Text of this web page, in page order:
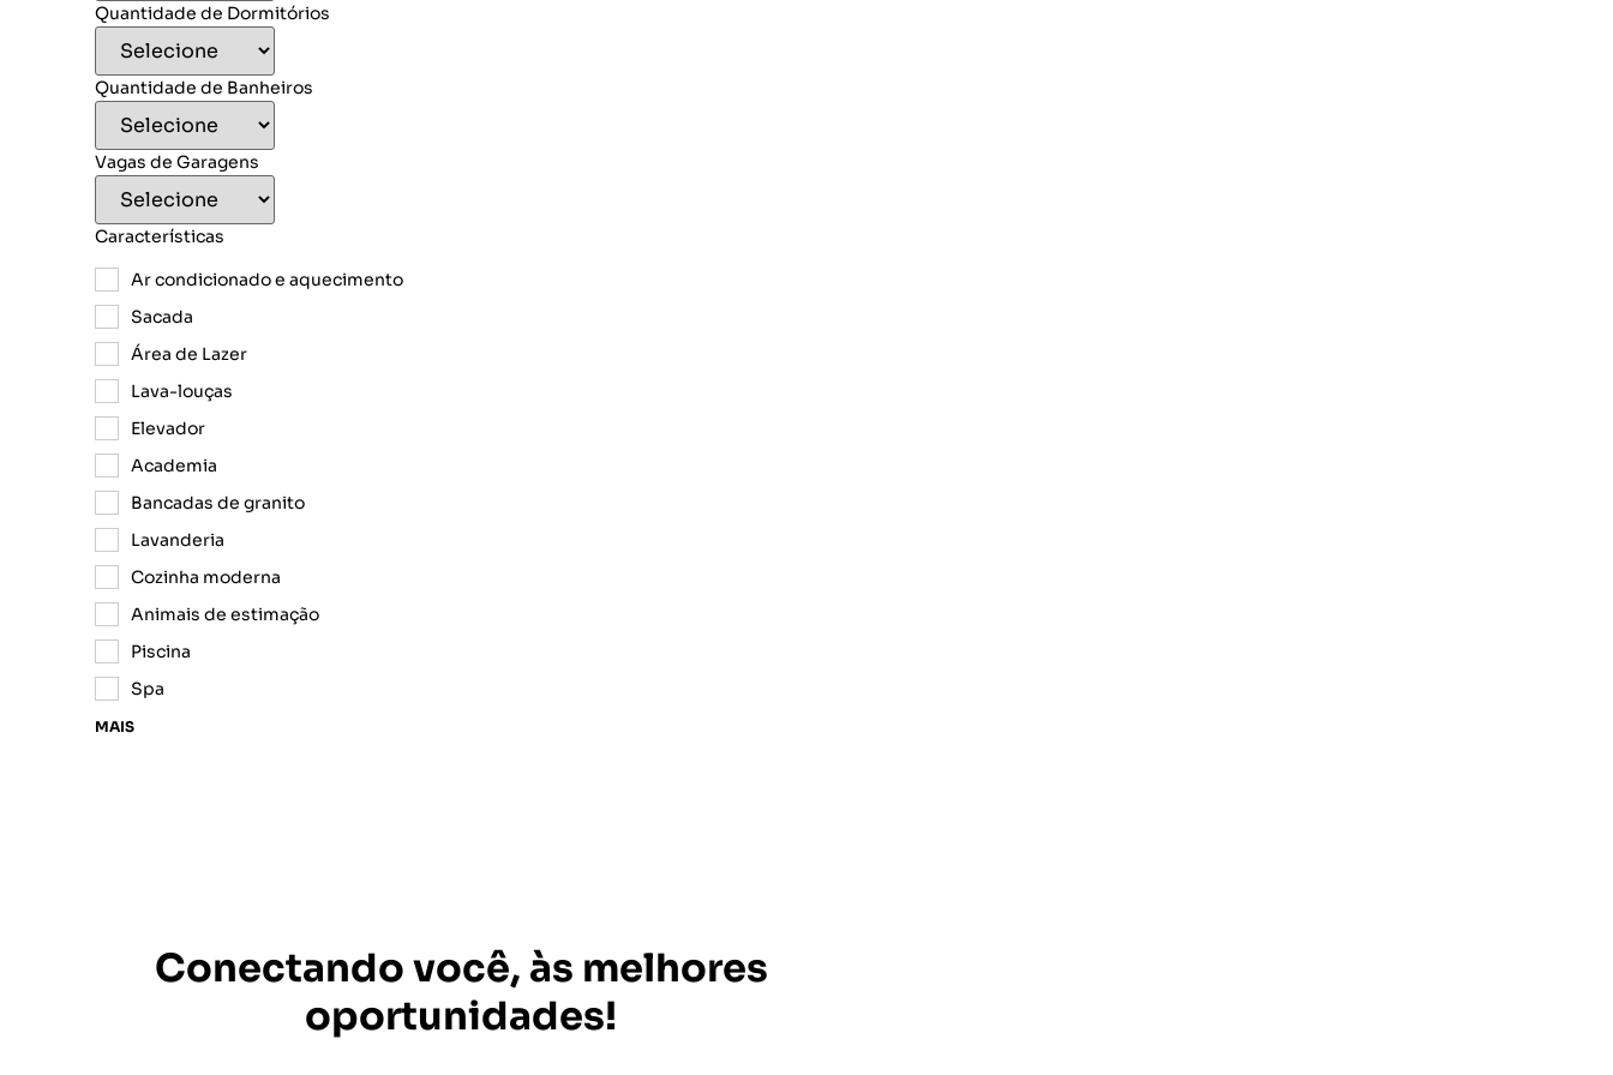
Quantidade de Dormitórios
Quantidade de Banheiros
Vagas de Garagens
Características
Ar condicionado e aquecimento
Sacada
Área de Lazer
Lava-louças
Elevador
Academia
Bancadas de granito
Lavanderia
Cozinha moderna
Animais de estimação
Piscina
Spa
MAIS
Conectando você, às melhores
oportunidades!